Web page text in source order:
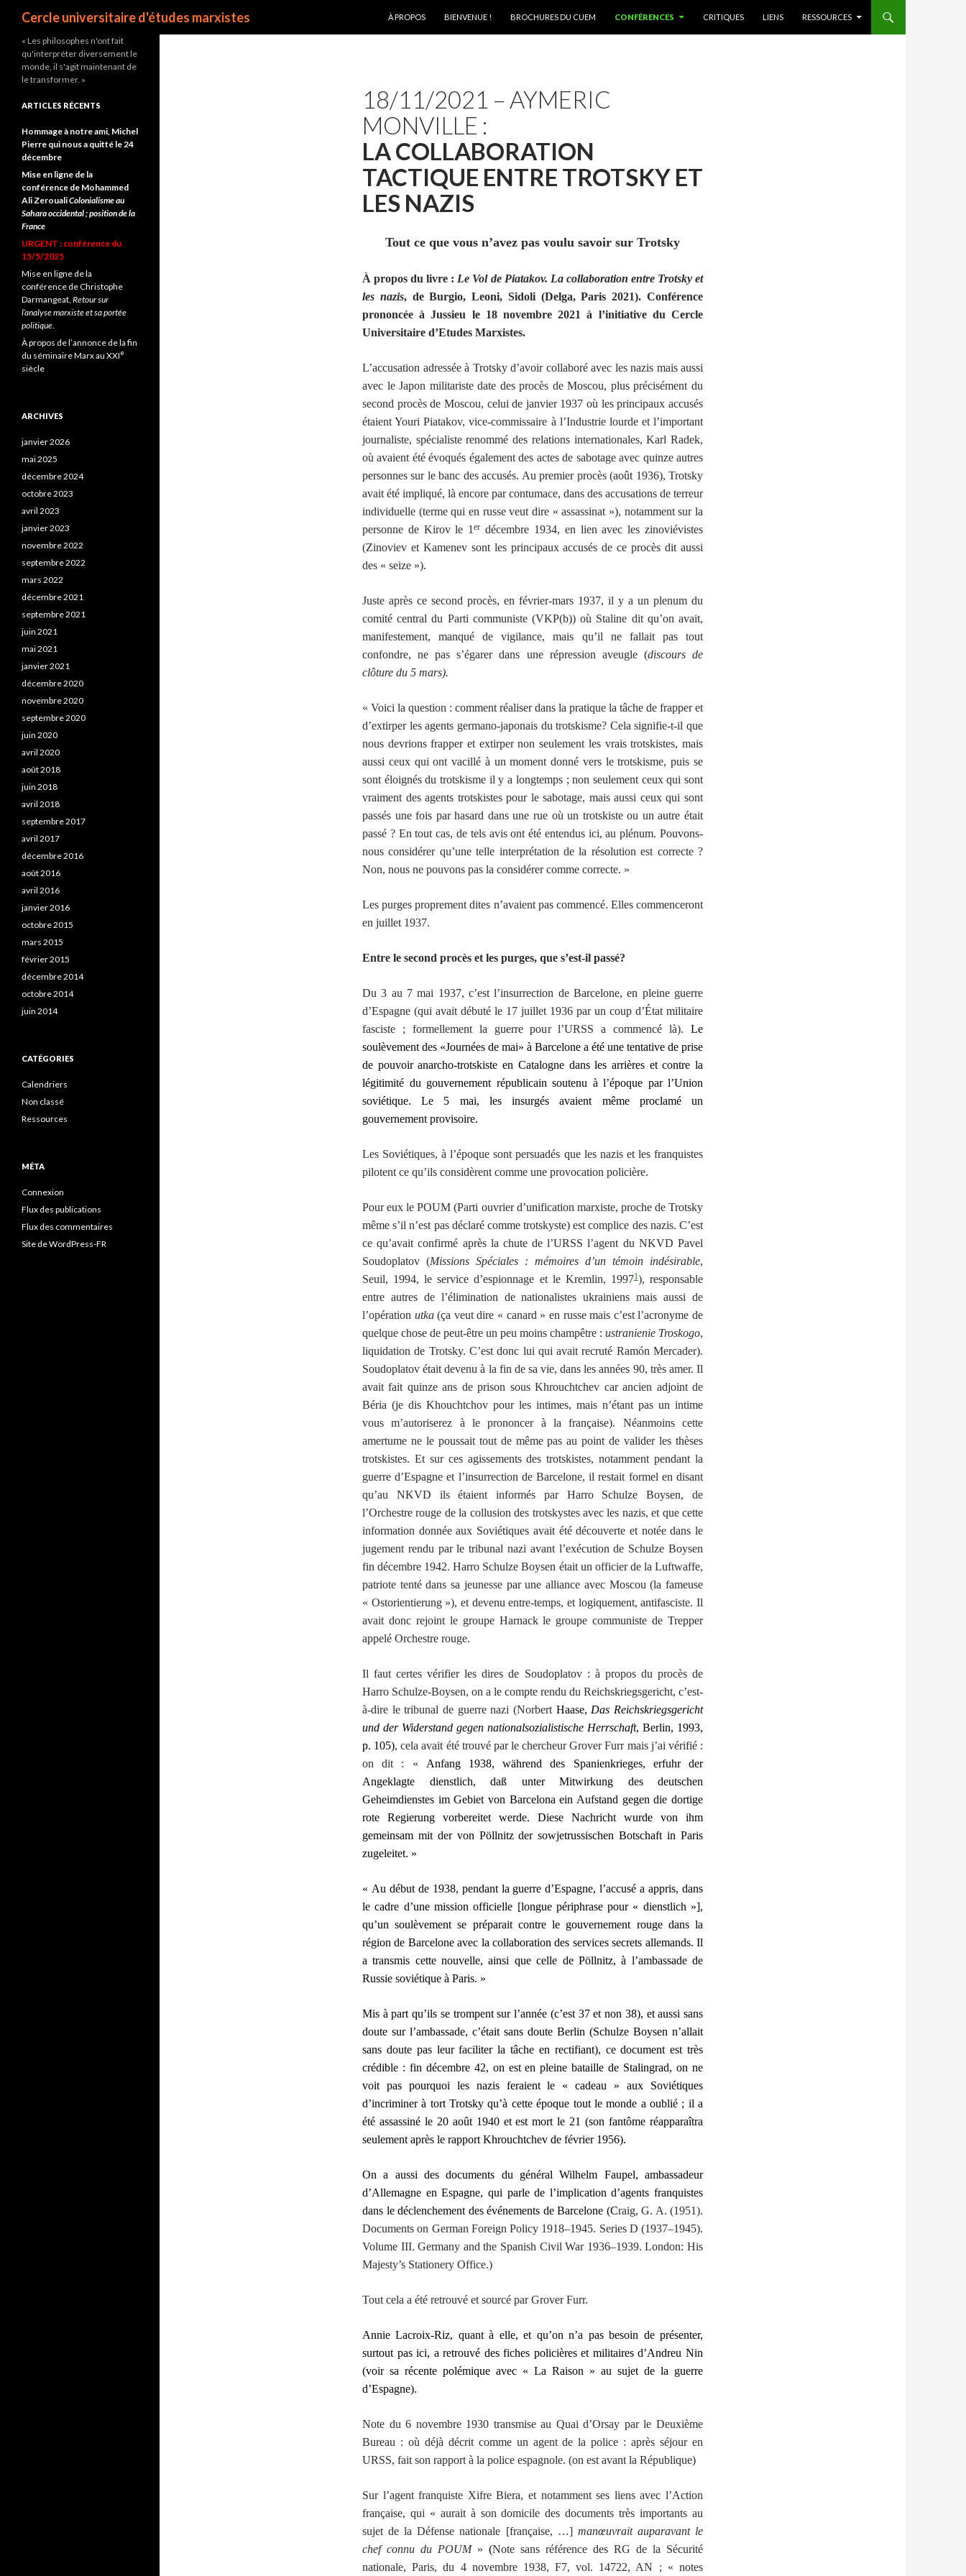
Cercle universitaire d'études marxistes
À PROPOS
BIENVENUE ! BROCHURES DU CUEM CONFÉRENCES CRITIQUES LIENS RESSOURCES
18/11/2021 – AYMERIC
MONVILLE :
LA COLLABORATION
TACTIQUE ENTRE TROTSKY ET
LES NAZIS
Tout ce que vous n’avez pas voulu savoir sur Trotsky
À propos du livre : Le Vol de Piatakov. La collaboration entre Trotsky et
les nazis, de Burgio, Leoni, Sidoli (Delga, Paris 2021). Conférence
prononcée à Jussieu le 18 novembre 2021 à l’initiative du Cercle
Universitaire d’Etudes Marxistes.
L’accusation adressée à Trotsky d’avoir collaboré avec les nazis mais aussi
avec le Japon militariste date des procès de Moscou, plus précisément du
second procès de Moscou, celui de janvier 1937 où les principaux accusés
étaient Youri Piatakov, vice-commissaire à l’Industrie lourde et l’important
journaliste, spécialiste renommé des relations internationales, Karl Radek,
où avaient été évoqués également des actes de sabotage avec quinze autres
personnes sur le banc des accusés. Au premier procès (août 1936), Trotsky
avait été impliqué, là encore par contumace, dans des accusations de terreur
individuelle (terme qui en russe veut dire « assassinat »), notamment sur la
personne de Kirov le 1er décembre 1934, en lien avec les zinoviévistes
(Zinoviev et Kamenev sont les principaux accusés de ce procès dit aussi
des « seize »).
Juste après ce second procès, en février-mars 1937, il y a un plenum du
comité central du Parti communiste (VKP(b)) où Staline dit qu’on avait,
manifestement, manqué de vigilance, mais qu’il ne fallait pas tout
confondre, ne pas s’égarer dans une répression aveugle (discours de
clôture du 5 mars).
« Voici la question : comment réaliser dans la pratique la tâche de frapper et
d’extirper les agents germano-japonais du trotskisme? Cela signifie-t-il que
nous devrions frapper et extirper non seulement les vrais trotskistes, mais
aussi ceux qui ont vacillé à un moment donné vers le trotskisme, puis se
sont éloignés du trotskisme il y a longtemps ; non seulement ceux qui sont
vraiment des agents trotskistes pour le sabotage, mais aussi ceux qui sont
passés une fois par hasard dans une rue où un trotskiste ou un autre était
passé ? En tout cas, de tels avis ont été entendus ici, au plénum. Pouvons-
nous considérer qu’une telle interprétation de la résolution est correcte ?
Non, nous ne pouvons pas la considérer comme correcte. »
Les purges proprement dites n’avaient pas commencé. Elles commenceront
en juillet 1937.
Entre le second procès et les purges, que s’est-il passé?
Du 3 au 7 mai 1937, c’est l’insurrection de Barcelone, en pleine guerre
d’Espagne (qui avait débuté le 17 juillet 1936 par un coup d’État militaire
fasciste ; formellement la guerre pour l’URSS a commencé là). Le
soulèvement des «Journées de mai» à Barcelone a été une tentative de prise
de pouvoir anarcho-trotskiste en Catalogne dans les arrières et contre la
légitimité du gouvernement républicain soutenu à l’époque par l’Union
soviétique. Le 5 mai, les insurgés avaient même proclamé un
gouvernement provisoire.
Les Soviétiques, à l’époque sont persuadés que les nazis et les franquistes
pilotent ce qu’ils considèrent comme une provocation policière.
Pour eux le POUM (Parti ouvrier d’unification marxiste, proche de Trotsky
même s’il n’est pas déclaré comme trotskyste) est complice des nazis. C’est
ce qu’avait confirmé après la chute de l’URSS l’agent du NKVD Pavel
Soudoplatov (Missions Spéciales : mémoires d’un témoin indésirable,
Seuil, 1994, le service d’espionnage et le Kremlin, 19971), responsable
entre autres de l’élimination de nationalistes ukrainiens mais aussi de
l’opération utka(ça veut dire « canard » en russe mais c’est l’acronyme de
quelque chose de peut-être un peu moins champêtre : ustranienie Troskogo,
liquidation de Trotsky. C’est donc lui qui avait recruté Ramón Mercader).
Soudoplatov était devenu à la fin de sa vie, dans les années 90, très amer. Il
avait fait quinze ans de prison sous Khrouchtchev car ancien adjoint de
Béria (je dis Khouchtchov pour les intimes, mais n’étant pas un intime
vous m’autoriserez à le prononcer à la française). Néanmoins cette
amertume ne le poussait tout de même pas au point de valider les thèses
trotskistes. Et sur ces agissements des trotskistes, notamment pendant la
guerre d’Espagne et l’insurrection de Barcelone, il restait formel en disant
qu’au NKVD ils étaient informés par Harro Schulze Boysen, de
l’Orchestre rouge de la collusion des trotskystes avec les nazis, et que cette
information donnée aux Soviétiques avait été découverte et notée dans le
jugement rendu par le tribunal nazi avant l’exécution de Schulze Boysen
fin décembre 1942. Harro Schulze Boysen était un officier de la Luftwaffe,
patriote tenté dans sa jeunesse par une alliance avec Moscou (la fameuse
« Ostorientierung »), et devenu entre-temps, et logiquement, antifasciste. Il
avait donc rejoint le groupe Harnack le groupe communiste de Trepper
appelé Orchestre rouge.
Il faut certes vérifier les dires de Soudoplatov : à propos du procès de
Harro Schulze-Boysen, on a le compte rendu du Reichskriegsgericht, c’est-
à-dire le tribunal de guerre nazi (Norbert Haase, Das Reichskriegsgericht
und der Widerstand gegen nationalsozialistische Herrschaft, Berlin, 1993,
p. 105), cela avait été trouvé par le chercheur Grover Furr mais j’ai vérifié :
on dit : « Anfang 1938, während des Spanienkrieges, erfuhr der
Angeklagte dienstlich, daß unter Mitwirkung des deutschen
Geheimdienstes im Gebiet von Barcelona ein Aufstand gegen die dortige
rote Regierung vorbereitet werde. Diese Nachricht wurde von ihm
gemeinsam mit der von Pöllnitz der sowjetrussischen Botschaft in Paris
zugeleitet. »
« Au début de 1938, pendant la guerre d’Espagne, l’accusé a appris, dans
le cadre d’une mission officielle [longue périphrase pour « dienstlich »],
qu’un soulèvement se préparait contre le gouvernement rouge dans la
région de Barcelone avec la collaboration des services secrets allemands. Il
a transmis cette nouvelle, ainsi que celle de Pöllnitz, à l’ambassade de
Russie soviétique à Paris. »
Mis à part qu’ils se trompent sur l’année (c’est 37 et non 38), et aussi sans
doute sur l’ambassade, c’était sans doute Berlin (Schulze Boysen n’allait
sans doute pas leur faciliter la tâche en rectifiant), ce document est très
crédible : fin décembre 42, on est en pleine bataille de Stalingrad, on ne
voit pas pourquoi les nazis feraient le « cadeau » aux Soviétiques
d’incriminer à tort Trotsky qu’à cette époque tout le monde a oublié ; il a
été assassiné le 20 août 1940 et est mort le 21 (son fantôme réapparaîtra
seulement après le rapport Khrouchtchev de février 1956).
On a aussi des documents du général Wilhelm Faupel, ambassadeur
d’Allemagne en Espagne, qui parle de l’implication d’agents franquistes
dans le déclenchement des événements de Barcelone (Craig, G. A. (1951).
Documents on German Foreign Policy 1918–1945. Series D (1937–1945).
Volume III. Germany and the Spanish Civil War 1936–1939. London: His
Majesty’s Stationery Office.)
Tout cela a été retrouvé et sourcé par Grover Furr.
Annie Lacroix-Riz, quant à elle, et qu’on n’a pas besoin de présenter,
surtout pas ici, a retrouvé des fiches policières et militaires d’Andreu Nin
(voir sa récente polémique avec « La Raison » au sujet de la guerre
d’Espagne).
Note du 6 novembre 1930 transmise au Quai d’Orsay par le Deuxième
Bureau : où déjà décrit comme un agent de la police : après séjour en
URSS, fait son rapport à la police espagnole. (on est avant la République)
Sur l’agent franquiste Xifre Biera, et notamment ses liens avec l’Action
française, qui « aurait à son domicile des documents très importants au
sujet de la Défense nationale [française, …] manœuvrait auparavant le
chef connu du POUM» (Note sans référence des RG de la Sécurité
nationale, Paris, du 4 novembre 1938, F7, vol. 14722, AN ; « notes
« Les philosophes n'ont fait
qu'interpréter diversement le
monde, il s'agit maintenant de
le transformer. »
ARTICLES RÉCENTS
Hommage à notre ami, Michel
Pierre qui nous a quitté le 24
décembre
Mise en ligne de la
conférence de Mohammed
Ali ZeroualiColonialisme au
Sahara occidental ; position de la
France
URGENT : conférence du
15/5/2025
Mise en ligne de la
conférence de Christophe
Darmangeat, Retour sur
l’analyse marxiste et sa portée
politique.
À propos de l’annonce de la fin
du séminaire Marx au XXIe
siècle
ARCHIVES
janvier 2026
mai 2025
décembre 2024
octobre 2023
avril 2023
janvier 2023
novembre 2022
septembre 2022
mars 2022
décembre 2021
septembre 2021
juin 2021
mai 2021
janvier 2021
décembre 2020
novembre 2020
septembre 2020
juin 2020
avril 2020
août 2018
juin 2018
avril 2018
septembre 2017
avril 2017
décembre 2016
août 2016
avril 2016
janvier 2016
octobre 2015
mars 2015
février 2015
décembre 2014
octobre 2014
juin 2014
CATÉGORIES
Calendriers
Non classé
Ressources
MÉTA
Connexion
Flux des publications
Flux des commentaires
Site de WordPress-FR